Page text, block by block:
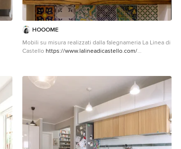
HOOOME
Mobili su misura realizzati dalla falegnameria La Linea di
Castello https://www.lalineadicastello.com/